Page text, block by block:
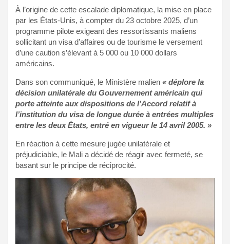
À l’origine de cette escalade diplomatique, la mise en place
par les États-Unis, à compter du 23 octobre 2025, d’un
programme pilote exigeant des ressortissants maliens
sollicitant un visa d’affaires ou de tourisme le versement
d’une caution s’élevant à 5 000 ou 10 000 dollars
américains.
Dans son communiqué, le Ministère malien « déplore la
décision unilatérale du Gouvernement américain qui
porte atteinte aux dispositions de l’Accord relatif à
l’institution du visa de longue durée à entrées multiples
entre les deux États, entré en vigueur le 14 avril 2005. »
En réaction à cette mesure jugée unilatérale et
préjudiciable, le Mali a décidé de réagir avec fermeté, se
basant sur le principe de réciprocité.